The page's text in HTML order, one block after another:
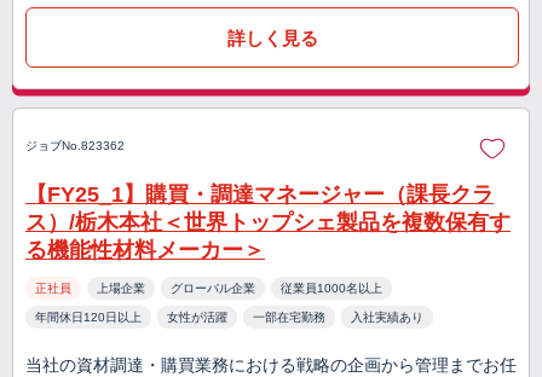
詳しく見る
ジョブNo.823362
【FY25_1】購買・調達マネージャー（課長クラ
ス）/栃木本社＜世界トップシェ製品を複数保有す
る機能性材料メーカー＞
正社員 上場企業 グローバル企業 従業員1000名以上
年間休日120日以上 女性が活躍 一部在宅勤務 入社実績あり
当社の資材調達・購買業務における戦略の企画から管理までお任